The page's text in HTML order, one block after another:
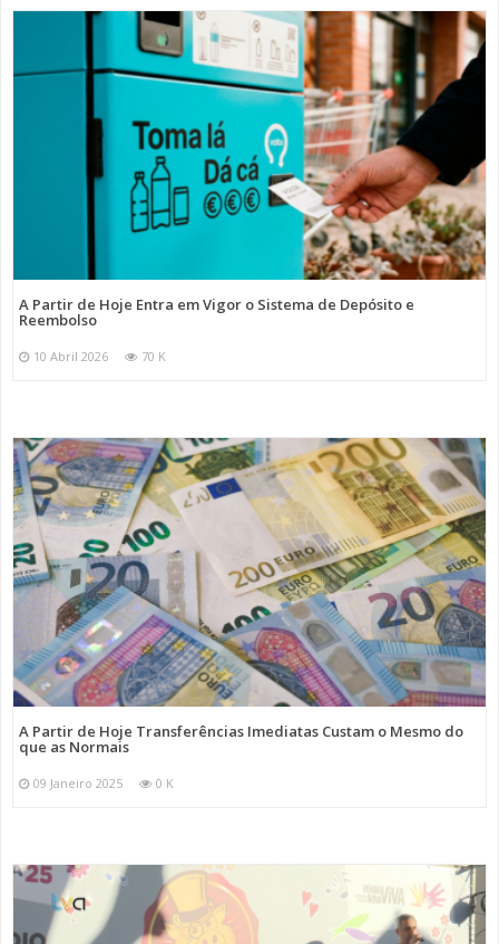
A Partir de Hoje Entra em Vigor o Sistema de Depósito e
Reembolso
10 Abril 2026 70 K
A Partir de Hoje Transferências Imediatas Custam o Mesmo do
que as Normais
09 Janeiro 2025 0 K